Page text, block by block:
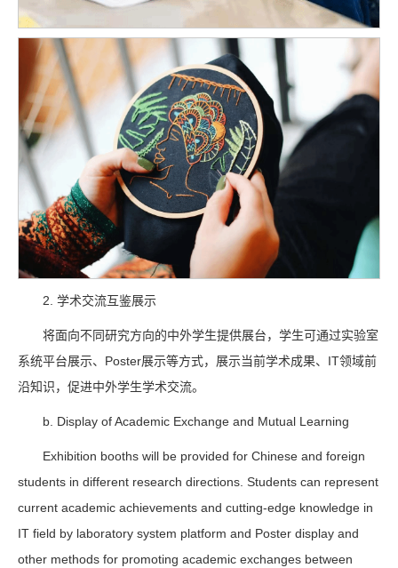
2. 学术交流互鉴展示
将面向不同研究方向的中外学生提供展台，学生可通过实验室
系统平台展示、Poster展示等方式，展示当前学术成果、IT领域前
沿知识，促进中外学生学术交流。
b. Display of Academic Exchange and Mutual Learning
Exhibition booths will be provided for Chinese and foreign
students in different research directions. Students can represent
current academic achievements and cutting-edge knowledge in
IT field by laboratory system platform and Poster display and
other methods for promoting academic exchanges between